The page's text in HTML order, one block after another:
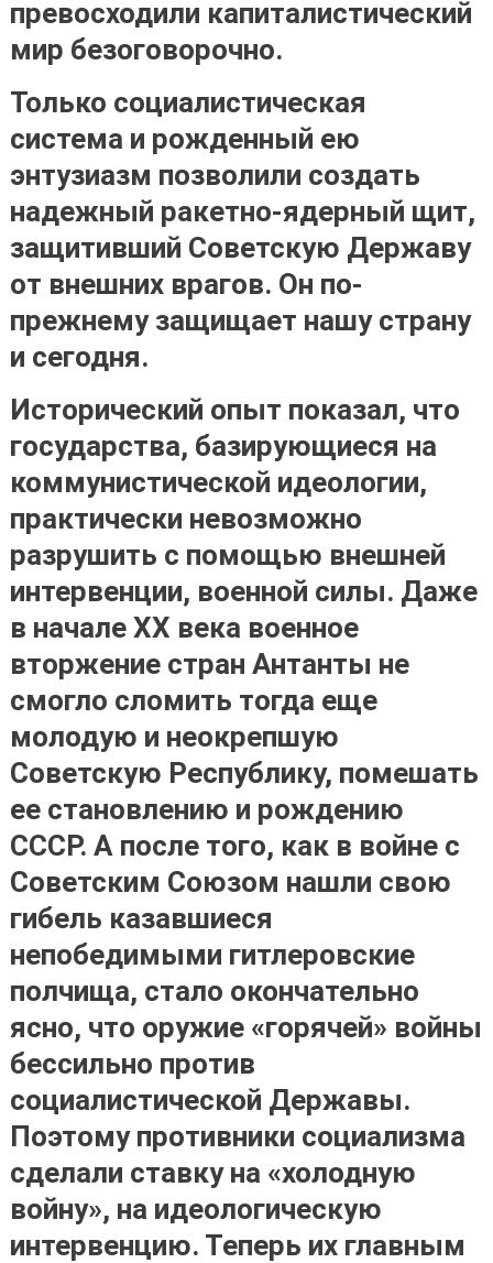
превосходили капиталистический
мир безоговорочно.
Только социалистическая
система и рожденный ею
энтузиазм позволили создать
надежный ракетно-ядерный щит,
защитивший Советскую Державу
от внешних врагов. Он по-
прежнему защищает нашу страну
и сегодня.
Исторический опыт показал, что
государства, базирующиеся на
коммунистической идеологии,
практически невозможно
разрушить с помощью внешней
интервенции, военной силы. Даже
в начале XX века военное
вторжение стран Антанты не
смогло сломить тогда еще
молодую и неокрепшую
Советскую Республику, помешать
ее становлению и рождению
СССР. А после того, как в войне с
Советским Союзом нашли свою
гибель казавшиеся
непобедимыми гитлеровские
полчища, стало окончательно
ясно, что оружие «горячей» войны
бессильно против
социалистической Державы.
Поэтому противники социализма
сделали ставку на «холодную
войну», на идеологическую
интервенцию. Теперь их главным